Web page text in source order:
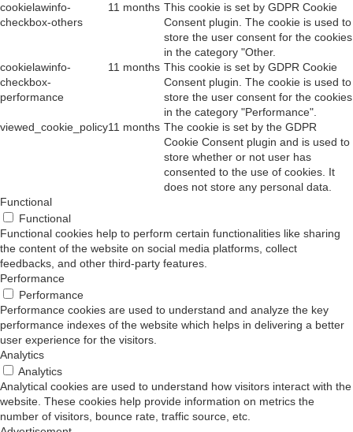
cookielawinfo-
checkbox-others
11 months This cookie is set by GDPR Cookie
Consent plugin. The cookie is used to
store the user consent for the cookies
in the category "Other.
cookielawinfo-
checkbox-
performance
11 months This cookie is set by GDPR Cookie
Consent plugin. The cookie is used to
store the user consent for the cookies
in the category "Performance".
viewed_cookie_policy11 months The cookie is set by the GDPR
Cookie Consent plugin and is used to
store whether or not user has
consented to the use of cookies. It
does not store any personal data.
Functional
Functional
Functional cookies help to perform certain functionalities like sharing
the content of the website on social media platforms, collect
feedbacks, and other third-party features.
Performance
Performance
Performance cookies are used to understand and analyze the key
performance indexes of the website which helps in delivering a better
user experience for the visitors.
Analytics
Analytics
Analytical cookies are used to understand how visitors interact with the
website. These cookies help provide information on metrics the
number of visitors, bounce rate, traffic source, etc.